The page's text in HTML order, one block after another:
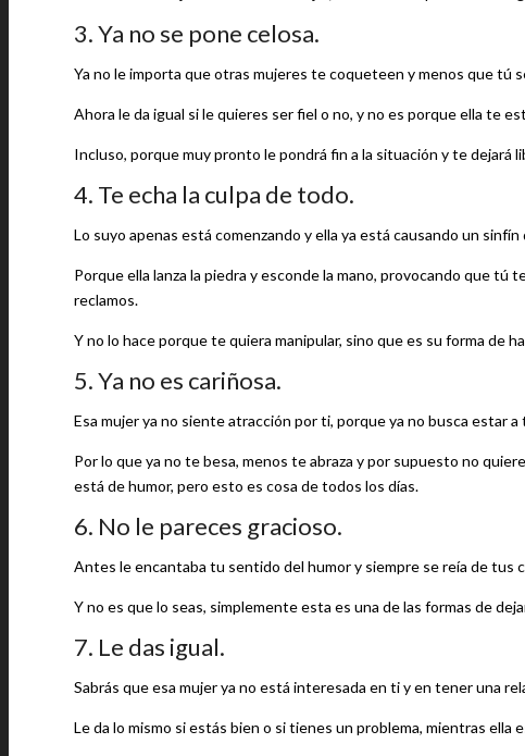
3. Ya no se pone celosa.
Ya no le importa que otras mujeres te coqueteen y menos que tú
Ahora le da igual si le quieres ser fiel o no, y no es porque ella te
Incluso, porque muy pronto le pondrá fin a la situación y te dejará
4. Te echa la culpa de todo.
Lo suyo apenas está comenzando y ella ya está causando un
Porque ella lanza la piedra y esconde la mano, provocando que
reclamos.
Y no lo hace porque te quiera manipular, sino que es su forma de
5. Ya no es cariñosa.
Esa mujer ya no siente atracción por ti, porque ya no busca estar
Por lo que ya no te besa, menos te abraza y por supuesto no
está de humor, pero esto es cosa de todos los días.
6. No le pareces gracioso.
Antes le encantaba tu sentido del humor y siempre se reía de
Y no es que lo seas, simplemente esta es una de las formas de
7. Le das igual.
Sabrás que esa mujer ya no está interesada en ti y en tener una
Le da lo mismo si estás bien o si tienes un problema, mientras ella